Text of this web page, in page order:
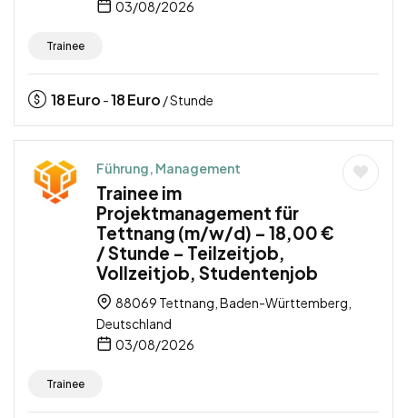
03/08/2026
Trainee
18Euro -18Euro / Stunde
Führung, Management
Trainee im
Projektmanagement für
Tettnang (m/w/d) – 18,00 €
/ Stunde – Teilzeitjob,
Vollzeitjob, Studentenjob
88069 Tettnang, Baden-Württemberg,
Deutschland
03/08/2026
Trainee